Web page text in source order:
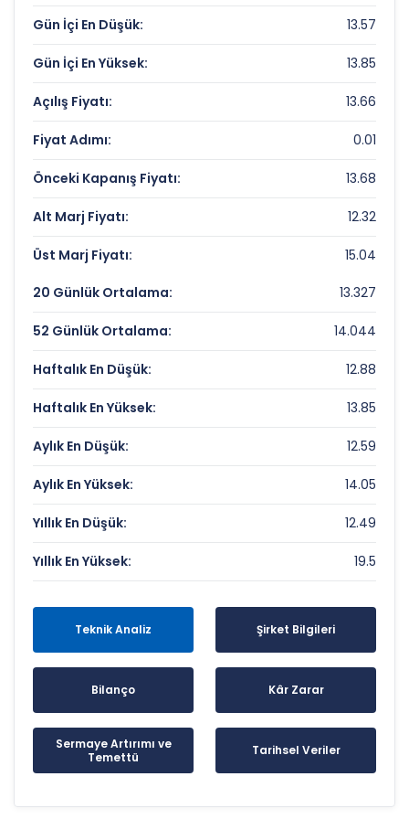
Değerleme Çarpanları
Fiyat/Kazanç (F/K):
59.41
Piyasa Değeri/Defter Değeri (PD/DD):
1.23
PENTA TEKNOLOJI URUNLERI DAGITIM
Rekorlar ve Önemli Seviyeler
Bugün Gördüğü En Yüksek Fiyat:
Son 1 Yılın Zirvesi:
19.5 TL
Son 1 Yılın Dibi:
12.49 TL
Gün İçi En Düşük: 13.57
Gün İçi En Yüksek: 13.85
Açılış Fiyatı: 13.66
Fiyat Adımı: 0.01
Önceki Kapanış Fiyatı: 13.68
Alt Marj Fiyatı: 12.32
Üst Marj Fiyatı: 15.04
20 Günlük Ortalama: 13.327
52 Günlük Ortalama: 14.044
Haftalık En Düşük: 12.88
Haftalık En Yüksek: 13.85
Aylık En Düşük: 12.59
Aylık En Yüksek: 14.05
Yıllık En Düşük: 12.49
Yıllık En Yüksek: 19.5
Teknik Analiz Şirket Bilgileri
Bilanço Kâr Zarar
Sermaye Artırımı ve
Temettü
Tarihsel Veriler